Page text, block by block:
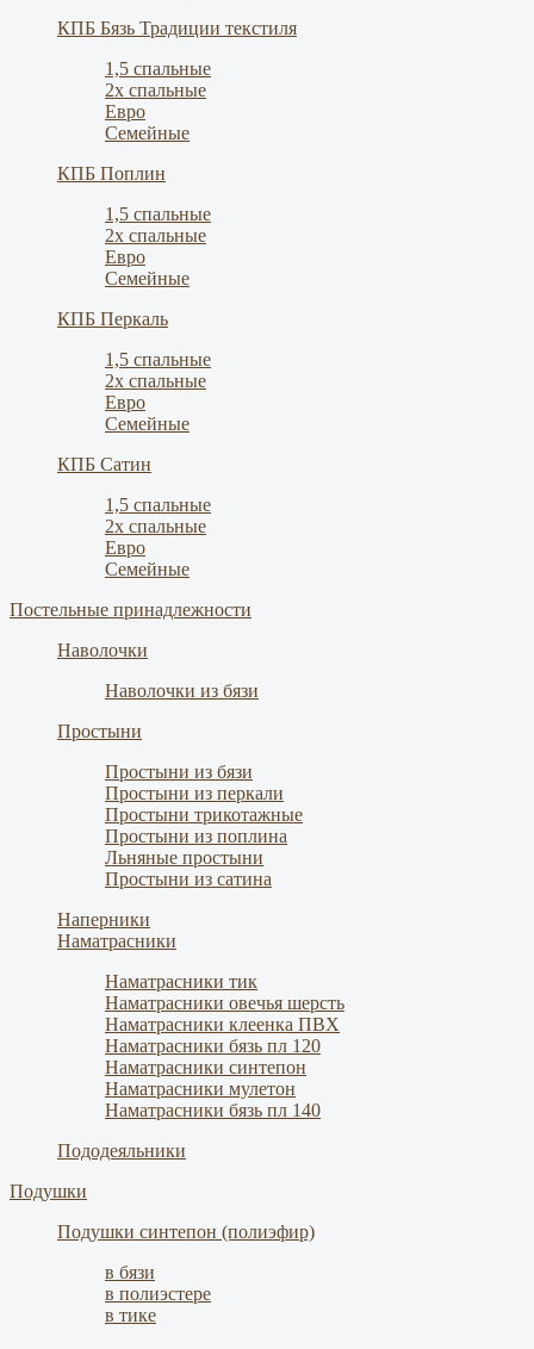
КПБ Бязь Традиции текстиля
1,5 спальные
2х спальные
Евро
Семейные
КПБ Поплин
1,5 спальные
2х спальные
Евро
Семейные
КПБ Перкаль
1,5 спальные
2х спальные
Евро
Семейные
КПБ Сатин
1,5 спальные
2х спальные
Евро
Семейные
Постельные принадлежности
Наволочки
Наволочки из бязи
Простыни
Простыни из бязи
Простыни из перкали
Простыни трикотажные
Простыни из поплина
Льняные простыни
Простыни из сатина
Наперники
Наматрасники
Наматрасники тик
Наматрасники овечья шерсть
Наматрасники клеенка ПВХ
Наматрасники бязь пл 120
Наматрасники синтепон
Наматрасники мулетон
Наматрасники бязь пл 140
Пододеяльники
Подушки
Подушки синтепон (полиэфир)
в бязи
в полиэстере
в тике